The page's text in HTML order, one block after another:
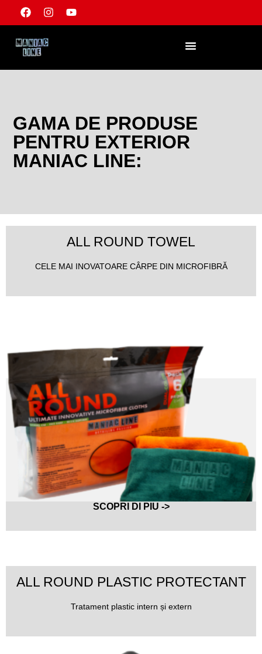
GAMA DE PRODUSE
PENTRU EXTERIOR
MANIAC LINE:
ALL ROUND TOWEL
CELE MAI INOVATOARE CÂRPE DIN MICROFIBRĂ
SCOPRI DI PIU ->
ALL ROUND PLASTIC PROTECTANT
Tratament plastic intern și extern